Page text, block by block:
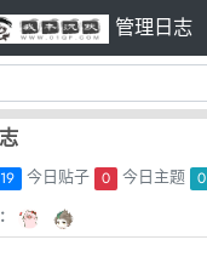
管理日志
19 今日贴子 0 今日主题 0